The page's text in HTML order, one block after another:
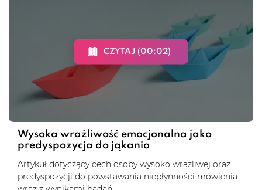
CZYTAJ (00:02)
Wysoka wrażliwość emocjonalna jako
predyspozycja do jąkania
Artykuł dotyczący cech osoby wysoko wrażliwej oraz
predyspozycji do powstawania niepłynności mówienia